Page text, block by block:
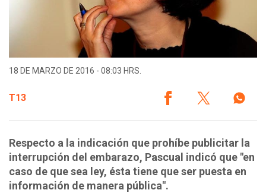
18 DE MARZO DE 2016 - 08:03 HRS.
T13
Respecto a la indicación que prohíbe publicitar la
interrupción del embarazo, Pascual indicó que "en
caso de que sea ley, ésta tiene que ser puesta en
información de manera pública".